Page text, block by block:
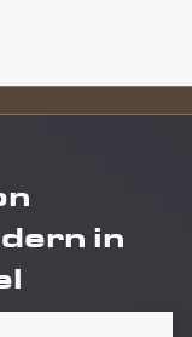
in